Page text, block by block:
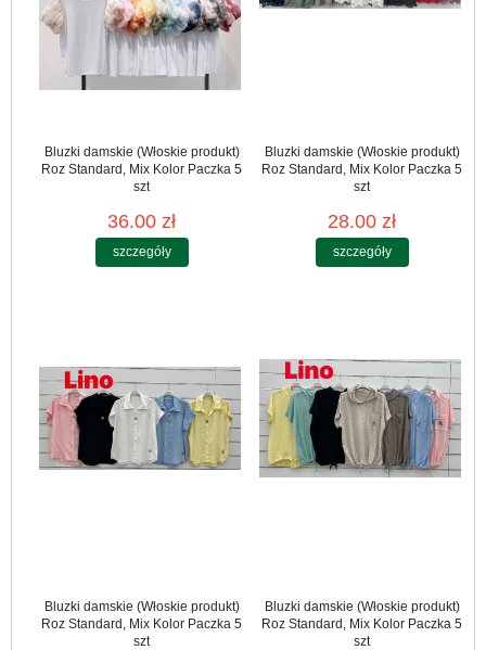
Bluzki damskie (Włoskie produkt)
Roz Standard, Mix Kolor Paczka 5
szt
36.00 zł
szczegóły
Bluzki damskie (Włoskie produkt)
Roz Standard, Mix Kolor Paczka 5
szt
28.00 zł
szczegóły
Bluzki damskie (Włoskie produkt)
Roz Standard, Mix Kolor Paczka 5
szt
Bluzki damskie (Włoskie produkt)
Roz Standard, Mix Kolor Paczka 5
szt